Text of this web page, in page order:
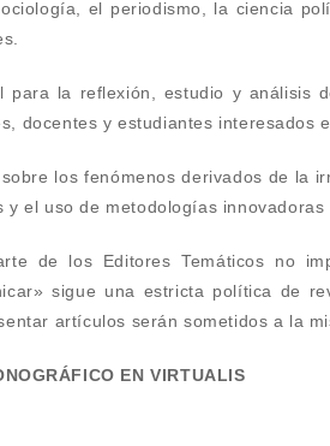
el periodismo, la ciencia
la reflexión, estudio y análisis
docentes y estudiantes interesados
los fenómenos derivados de la
el uso de metodologías
de los Editores Temáticos no
sigue una estricta política de
artículos serán sometidos a la
EN VIRTUALIS